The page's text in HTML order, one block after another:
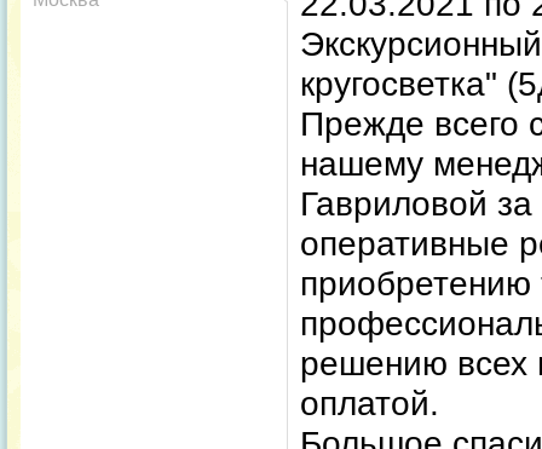
кругосветка"
Прежде всего
нашему
Гавриловой
оперативные
приобретению
решению всех
оплатой.